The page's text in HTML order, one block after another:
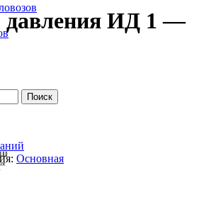
Поиск
давления ИД 1 —
Основная